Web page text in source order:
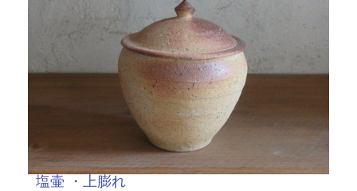
塩壷 ・上膨れ